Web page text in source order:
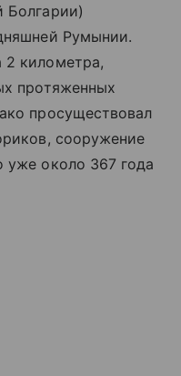
Болгарии)
Румынии.
2 километра,
протяженных
просуществовал
сооружение
уже около 367 года